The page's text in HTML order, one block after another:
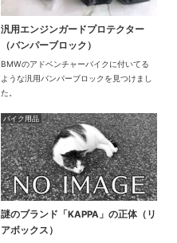
汎用エンジンガードプロテクター
（バンパーブロック）
BMWのアドベンチャーバイクに付いてる
ような汎用バンパーブロックを見つけまし
た。
バイク用品
謎のブランド「KAPPA」の正体（リ
アボックス）